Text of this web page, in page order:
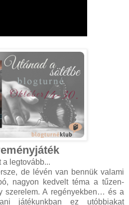
a legtovább...
de lévén van bennük valami
nagyon kedvelt téma a tűzen-
szerelem. A regényekben… és a
játékunkban ez utóbbiakat